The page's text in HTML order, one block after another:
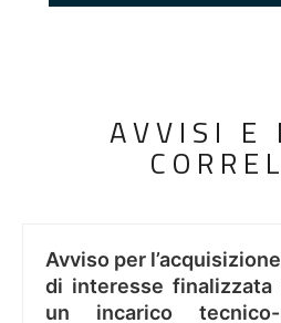
AVVISI E
Avviso per
di interesse finalizzata
un incarico tecnico-